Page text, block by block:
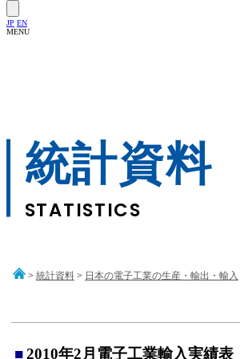
JP EN
MENU
統計資料
STATISTICS
> 統計資料 > 日本の電子工業の生産・輸出・輸入
■2010年2月電子工業輸入実績表